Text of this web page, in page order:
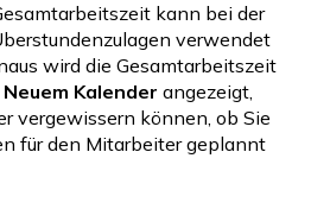
kann bei der
verwendet
wird die Gesamtarbeitszeit
Neuem Kalender angezeigt,
vergewissern können, ob Sie
für den Mitarbeiter geplannt